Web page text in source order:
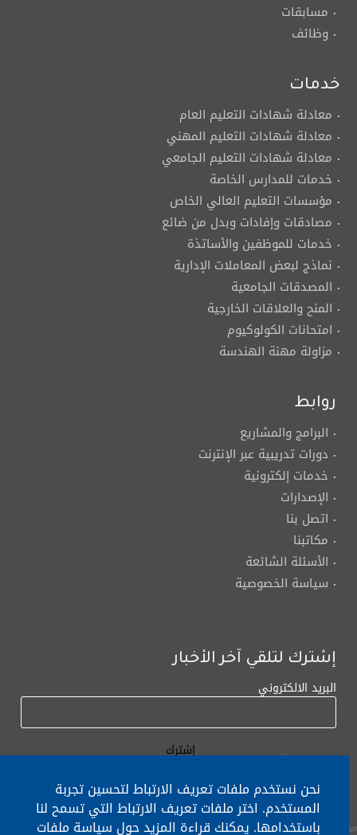
مسابقات
وظائف
خدمات
معادلة شهادات التعليم العام
معادلة شهادات التعليم المهني
معادلة شهادات التعليم الجامعي
خدمات للمدارس الخاصة
مؤسسات التعليم العالي الخاص
مصادقات وإفادات وبدل من ضائع
خدمات للموظفين والأساتذة
نماذج لبعض المعاملات الإدارية
المصدقات الجامعية
المنح والعلاقات الخارجية
امتحانات الكولوكيوم
مزاولة مهنة الهندسة
روابط
البرامج والمشاريع
دورات تدريبية عبر الإنترنت
خدمات إلكترونية
الإصدارات
اتصل بنا
مكاتبنا
الأسئلة الشائعة
سياسة الخصوصية
إشترك لتلقي آخر الأخبار
البريد الالكتروني
لأي إستفسار الإتصال على: ٠١/٧٧٢٠٠٠
نحن نستخدم ملفات تعريف الارتباط لتحسين تجربة
المستخدم. اختر ملفات تعريف الارتباط التي تسمح لنا
باستخدامها. يمكنك قراءة المزيد حول سياسة ملفات